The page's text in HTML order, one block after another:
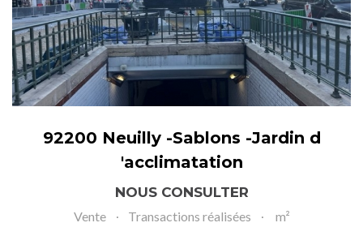
92200 Neuilly -Sablons -Jardin d
'acclimatation
NOUS CONSULTER
Vente Transactions réalisées
m²